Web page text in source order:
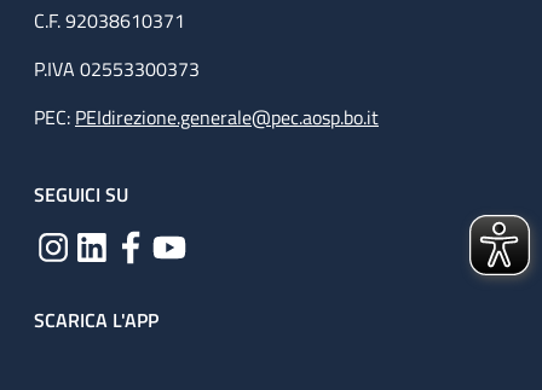
C.F. 92038610371
P.IVA 02553300373
PEC: PEIdirezione.generale@pec.aosp.bo.it
SEGUICI SU
SCARICA L'APP